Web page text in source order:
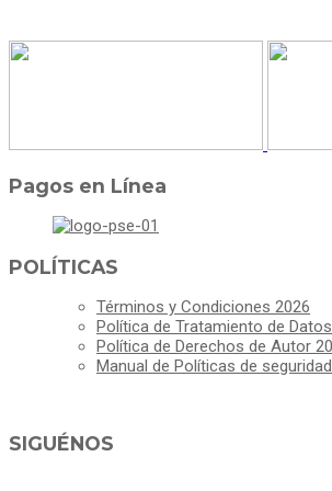
Pagos en Línea
POLÍTICAS
Términos y Condiciones 2026
Política de Tratamiento de
Política de Derechos de Autor
Manual de Políticas de
SIGUÉNOS